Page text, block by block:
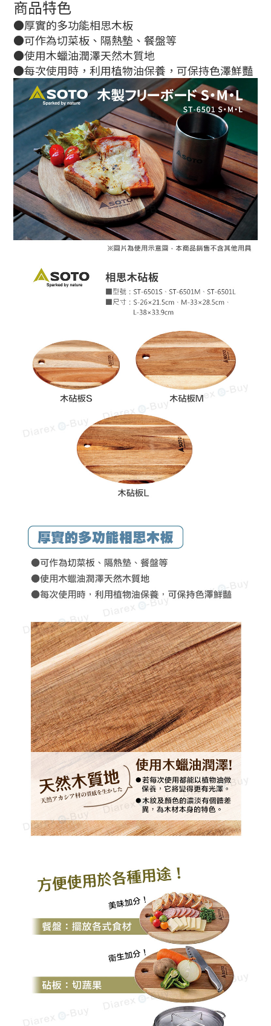
商品特色
●厚實的多功能相思木板
●可作為切菜板、隔熱墊、餐盤等
●使用木蠟油潤澤天然木質地
●每次使用時，利用植物油保養，可保持色澤鮮豔